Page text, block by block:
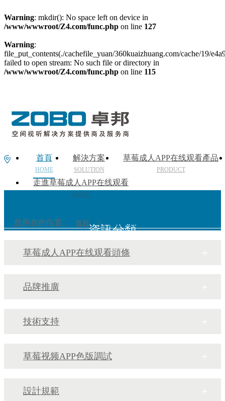
Warning: mkdir(): No space left on device in
/www/wwwroot/Z4.com/func.php on line 127
Warning:
file_put_contents(./cachefile_yuan/360kuaizhuang.com/cache/19/
failed to open stream: No such file or directory in
/www/wwwroot/Z4.com/func.php on line 115
首頁
HOME
解決方案
SOLUTION
草莓成人APP在线观看產品
PRODUCT
走進草莓成人APP在线观看
ABOUT
您所在的位置： 首頁 > 技術支持
資訊分類
草莓成人APP在线观看頭條
品牌推廣
技術支持
草莓视频APP色版調試
設計規範